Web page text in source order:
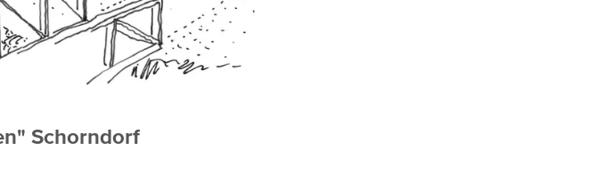
Schorndorf